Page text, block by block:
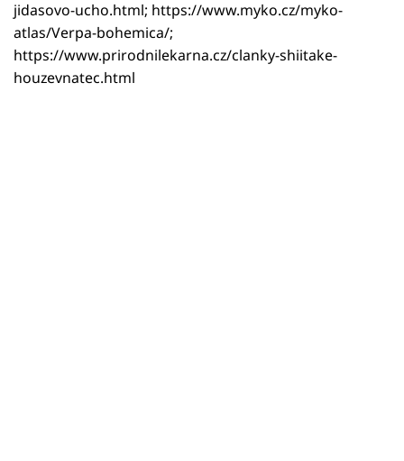
jidasovo-ucho.html; https://www.myko.cz/myko-
atlas/Verpa-bohemica/;
https://www.prirodnilekarna.cz/clanky-shiitake-
houzevnatec.html